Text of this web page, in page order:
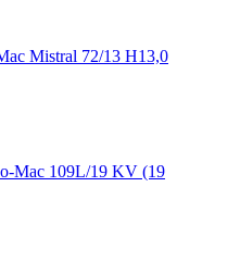
Mistral 72/13 H13,0